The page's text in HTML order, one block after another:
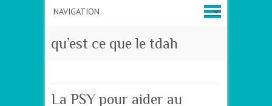
qu’est ce que le tdah
La PSY pour aider au